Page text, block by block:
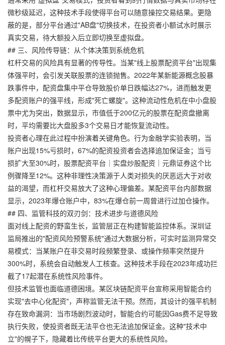
微秒级延迟，这种技术手段使得平台可以随意操控交易结果。更隐
蔽的是，部分平台通过"AB盘"切换技术，在投资者小额试水时展示
真实交易，待大额投入后立即切换至虚拟盘。
## 三、风险传导链：从个体决策到系统危机
杠杆交易的风险具有显著的传导性。当某"线上股票配资平台"出现集
体强平时，会引发关联股票的连锁抛售。2022年某新能源概念股暴
跌事件中，配资盘集中平仓导致股价单日跌幅达27%，进而触发更
多配资账户的强平线，形成"死亡螺旋"。这种流动性危机在中小盘股
票中尤为突出，数据显示，市值低于200亿元的股票在配资盘撤离
时，平均需要比大盘股多3个交易日才能恢复流动性。
投资者心理在此过程中扮演着关键角色。行为金融学实验表明，当
账户出现15%亏损时，67%的配资投资者会选择追加保证金；当亏
损扩大至30%时， 股票配资平台｜实盘炒股配资｜元鼎证券这个比
例骤降至12%。这种非理性决策源于人类对损失的厌恶远大于对收
益的渴望，而杠杆交易放大了这种心理偏差。某配资平台内部数据
显示，2023年爆仓账户中，83%在爆仓前一周曾进行过加仓操作。
## 四、监管科技的双刃剑：技术进步与道德风险
面对线上配资的野蛮生长，监管层正在构建智能监控体系。深圳证
监局推出的"配资风险预警系统"通过大数据分析，可实时监测异常交
易模式：当某账户在非交易时段频繁登录、或操作频率突然提升
300%时，系统会自动触发人工核查。这种技术手段在2023年成功拦
截了17起潜在系统性风险事件。
但技术监管也面临道德困境。某区块链配资平台宣称采用智能合约
实现"去中心化配资"，声称监管无法干预。然而，其设计的强平机制
存在致命漏洞：当市场剧烈波动时，智能合约可能因Gas费不足导致
执行失败，使投资者既无法平仓也无法追加保证金。这种"技术中
立"的幌子下，隐藏着比传统平台更大的系统性风险。